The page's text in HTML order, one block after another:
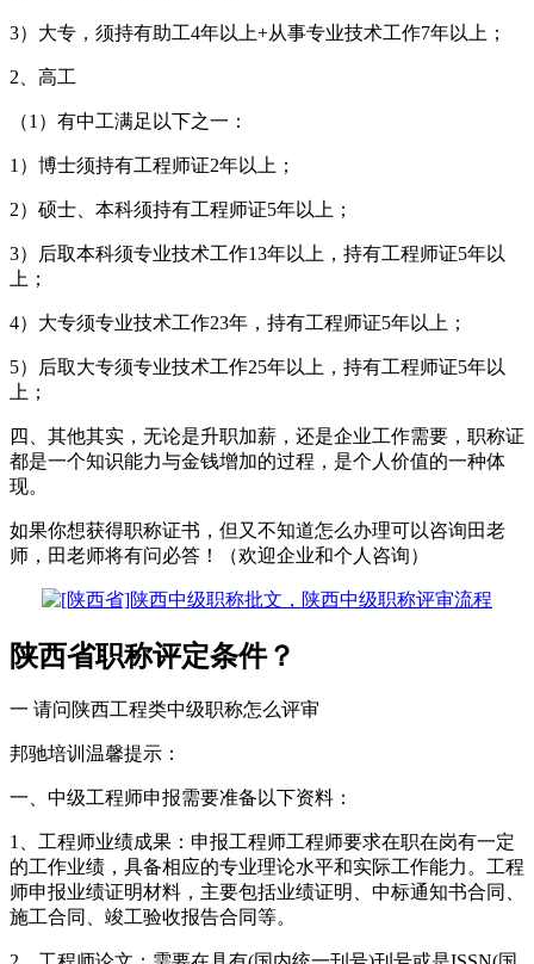
3）大专，须持有助工4年以上+从事专业技术工作7年以上；
2、高工
（1）有中工满足以下之一：
1）博士须持有工程师证2年以上；
2）硕士、本科须持有工程师证5年以上；
3）后取本科须专业技术工作13年以上，持有工程师证5年以
上；
4）大专须专业技术工作23年，持有工程师证5年以上；
5）后取大专须专业技术工作25年以上，持有工程师证5年以
上；
四、其他其实，无论是升职加薪，还是企业工作需要，职称证
都是一个知识能力与金钱增加的过程，是个人价值的一种体
现。
如果你想获得职称证书，但又不知道怎么办理可以咨询田老
师，田老师将有问必答！（欢迎企业和个人咨询）
陕西省职称评定条件？
一 请问陕西工程类中级职称怎么评审
邦驰培训温馨提示：
一、中级工程师申报需要准备以下资料：
1、工程师业绩成果：申报工程师工程师要求在职在岗有一定
的工作业绩，具备相应的专业理论水平和实际工作能力。工程
师申报业绩证明材料，主要包括业绩证明、中标通知书合同、
施工合同、竣工验收报告合同等。